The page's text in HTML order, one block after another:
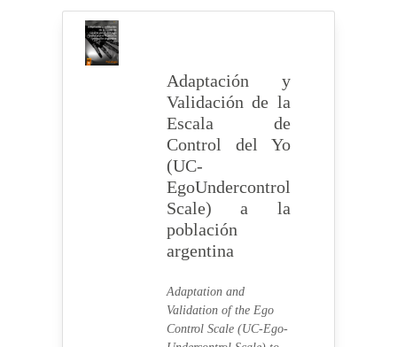
Adaptación y
Validación de la
Escala de
Control del Yo
(UC-
EgoUndercontrol
Scale) a la
población
argentina
Adaptation and
Validation of the Ego
Control Scale (UC-Ego-